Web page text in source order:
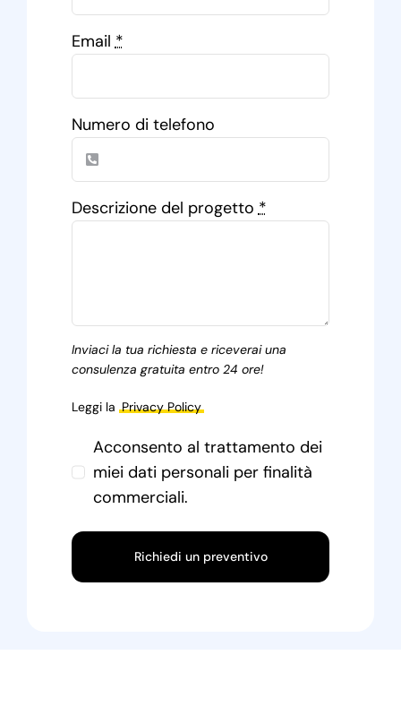
Email*
Numero di telefono
Descrizione del progetto*
Inviaci la tua richiesta e riceverai una
consulenza gratuita entro 24 ore!
Leggi la Privacy Policy
Acconsento al trattamento dei
miei dati personali per finalità
commerciali.
Richiedi un preventivo